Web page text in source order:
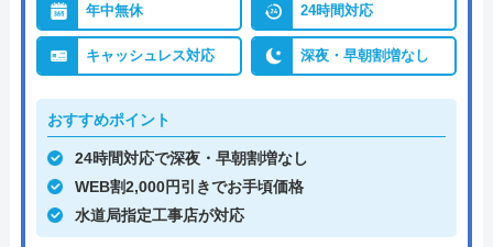
年中無休 24時間対応
キャッシュレス対応 深夜・早朝割増なし
おすすめポイント
24時間対応で深夜・早朝割増なし
WEB割2,000円引きでお手頃価格
水道局指定工事店が対応